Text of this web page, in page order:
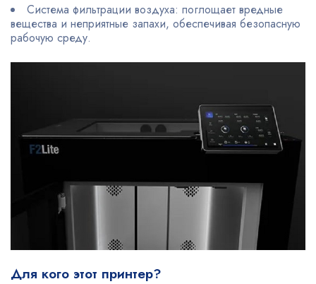
Система фильтрации воздуха: поглощает вредные
вещества и неприятные запахи, обеспечивая безопасную
рабочую среду.
Для кого этот принтер?